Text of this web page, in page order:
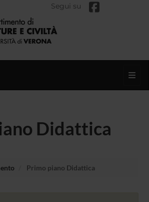
Segui su
Didattica
Primo piano Didattica